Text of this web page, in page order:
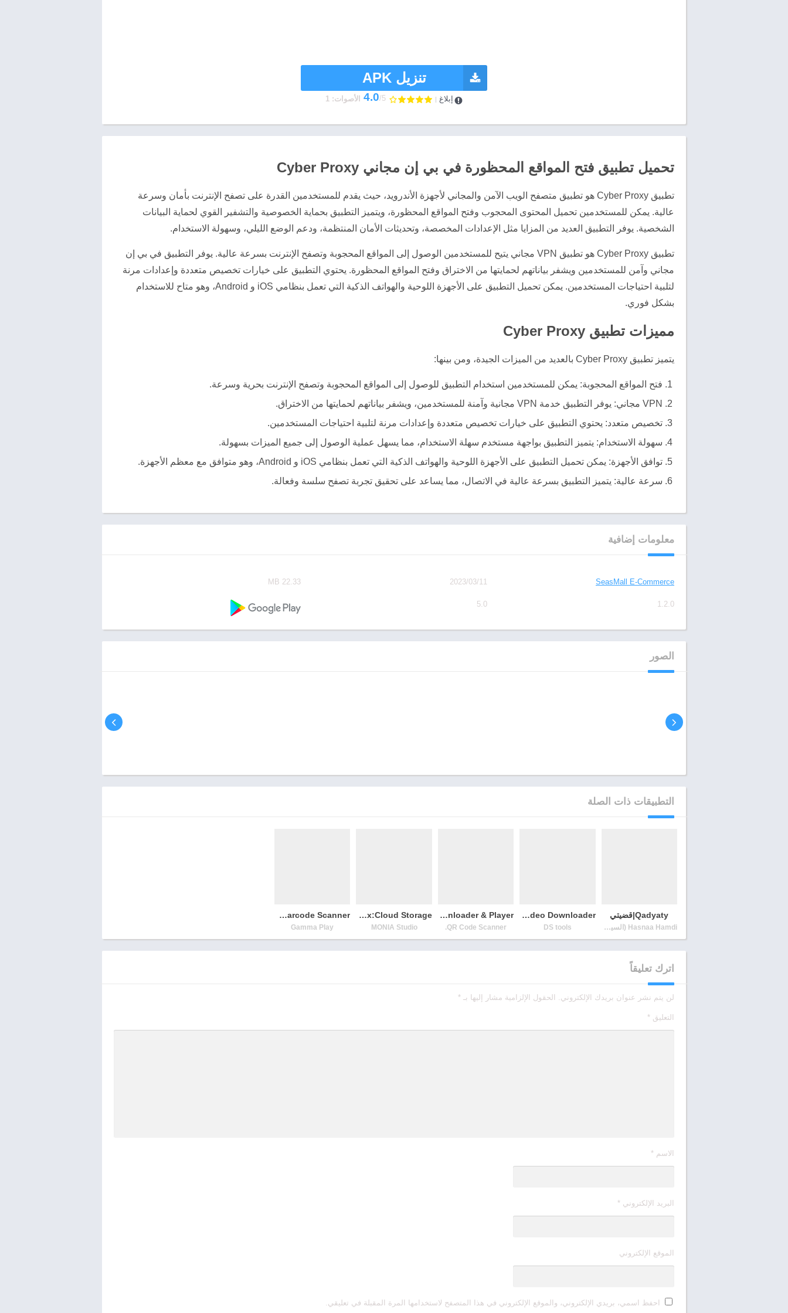
تنزيل APK
إبلاغ 4.0/5 الأصوات: 1
تحميل تطبيق فتح المواقع المحظورة في بي إن مجاني Cyber Proxy
تطبيق Cyber Proxy هو تطبيق متصفح الويب الآمن والمجاني لأجهزة الأندرويد، حيث يقدم للمستخدمين القدرة على تصفح الإنترنت بأمان وسرعة
عالية. يمكن للمستخدمين تحميل المحتوى المحجوب وفتح المواقع المحظورة، ويتميز التطبيق بحماية الخصوصية والتشفير القوي لحماية البيانات
الشخصية. يوفر التطبيق العديد من المزايا مثل الإعدادات المخصصة، وتحديثات الأمان المنتظمة، ودعم الوضع الليلي، وسهولة الاستخدام.
تطبيق Cyber Proxy هو تطبيق VPN مجاني يتيح للمستخدمين الوصول إلى المواقع المحجوبة وتصفح الإنترنت بسرعة عالية. يوفر التطبيق في بي إن
مجاني وآمن للمستخدمين ويشفر بياناتهم لحمايتها من الاختراق وفتح المواقع المحظورة. يحتوي التطبيق على خيارات تخصيص متعددة وإعدادات مرنة
لتلبية احتياجات المستخدمين. يمكن تحميل التطبيق على الأجهزة اللوحية والهواتف الذكية التي تعمل بنظامي iOS و Android، وهو متاح للاستخدام
بشكل فوري.
مميزات تطبيق Cyber Proxy
يتميز تطبيق Cyber Proxy بالعديد من الميزات الجيدة، ومن بينها:
فتح المواقع المحجوبة: يمكن للمستخدمين استخدام التطبيق للوصول إلى المواقع المحجوبة وتصفح الإنترنت بحرية وسرعة.
VPN مجاني: يوفر التطبيق خدمة VPN مجانية وآمنة للمستخدمين، ويشفر بياناتهم لحمايتها من الاختراق.
تخصيص متعدد: يحتوي التطبيق على خيارات تخصيص متعددة وإعدادات مرنة لتلبية احتياجات المستخدمين.
سهولة الاستخدام: يتميز التطبيق بواجهة مستخدم سهلة الاستخدام، مما يسهل عملية الوصول إلى جميع الميزات بسهولة.
توافق الأجهزة: يمكن تحميل التطبيق على الأجهزة اللوحية والهواتف الذكية التي تعمل بنظامي iOS و Android، وهو متوافق مع معظم الأجهزة.
سرعة عالية: يتميز التطبيق بسرعة عالية في الاتصال، مما يساعد على تحقيق تجربة تصفح سلسة وفعالة.
معلومات إضافية
SeasMall E-Commerce
1.2.0
11‏/03‏/2023
5.0
22.33 MB
الصور
التطبيقات ذات الصلة
Qadyaty|قضيتي
Hasnaa Hamdi (السيدة شجرة)
Private Video Downloader
DS tools
All Video Downloader & Player
QR Code Scanner.
LinkBox:Cloud Storage
MONIA Studio
QR & Barcode Scanner
Gamma Play
اترك تعليقاً
لن يتم نشر عنوان بريدك الإلكتروني. الحقول الإلزامية مشار إليها بـ *
التعليق *
الاسم *
البريد الإلكتروني *
الموقع الإلكتروني
احفظ اسمي، بريدي الإلكتروني، والموقع الإلكتروني في هذا المتصفح لاستخدامها المرة المقبلة في تعليقي.